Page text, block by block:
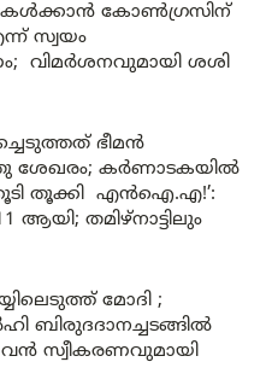
കോൺഗ്രസിന്
സ്വയം
വിമർശനവുമായി ശശി
ഭീമൻ
കർണാടകയിൽ
തൂക്കി എൻഐ.എ!’:
ആയി; തമിഴ്‌നാട്ടിലും
മോദി ;
വൻ സ്വീകരണവുമായി